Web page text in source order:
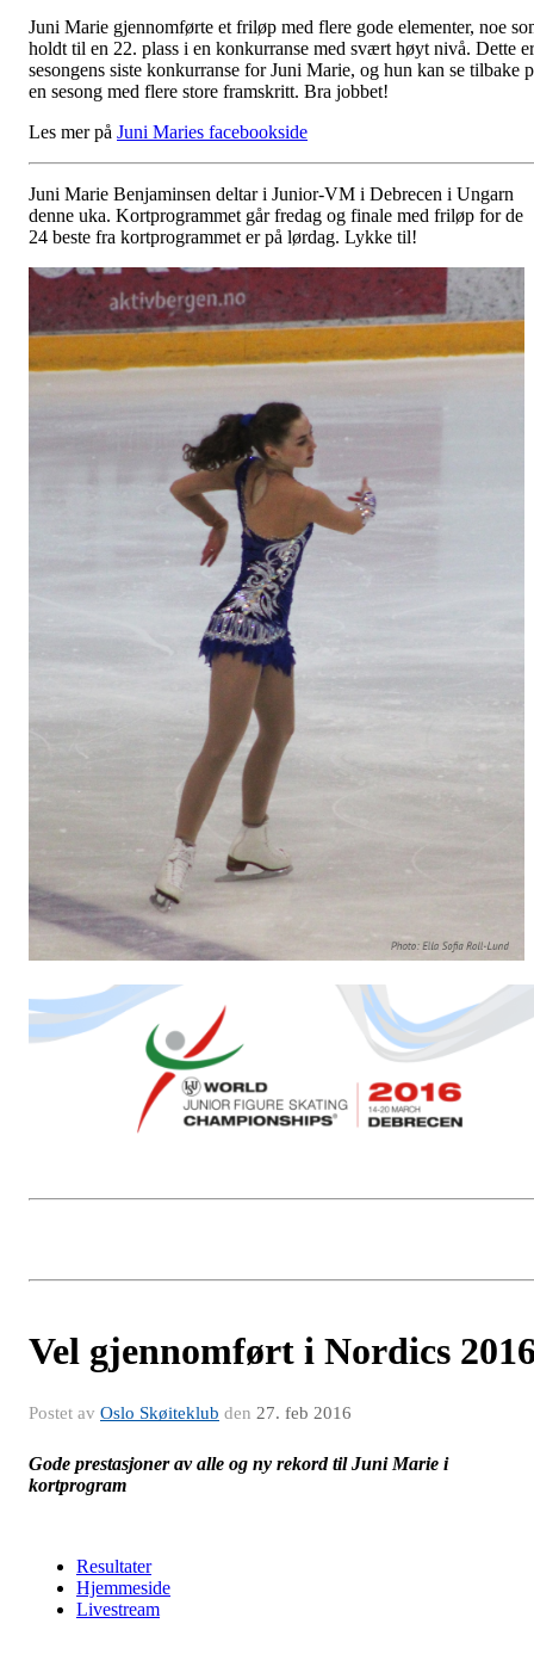
Juni Marie gjennomførte et friløp med flere gode elementer, noe
holdt til en 22. plass i en konkurranse med svært høyt nivå. Dette er
sesongens siste konkurranse for Juni Marie, og hun kan se tilbake
en sesong med flere store framskritt. Bra jobbet!
Les mer på Juni Maries facebookside
Juni Marie Benjaminsen deltar i Junior-VM i Debrecen i Ungarn
denne uka. Kortprogrammet går fredag og finale med friløp for de
24 beste fra kortprogrammet er på lørdag. Lykke til!
Vel gjennomført i Nordics
Postet av Oslo Skøiteklub den 27. feb 2016
Gode prestasjoner av alle og ny rekord til Juni Marie i
kortprogram
Resultater
Hjemmeside
Livestream